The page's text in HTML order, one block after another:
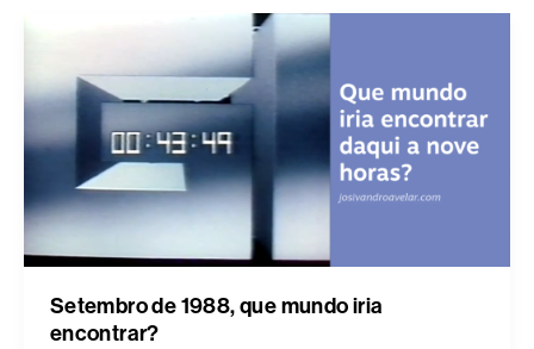
Setembro de 1988, que mundo iria
encontrar?